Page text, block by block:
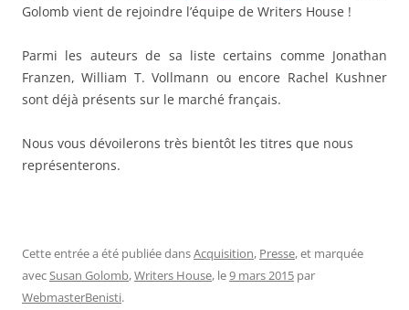
Golomb vient de rejoindre l’équipe de Writers House !
Parmi les auteurs de sa liste certains comme Jonathan
Franzen, William T. Vollmann ou encore Rachel Kushner
sont déjà présents sur le marché français.
Nous vous dévoilerons très bientôt les titres que nous
représenterons.
Cette entrée a été publiée dansAcquisition, Presse, et marquée
avecSusan Golomb,Writers House, le9 mars 2015 par
WebmasterBenisti.